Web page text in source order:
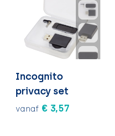
Incognito
privacy set
vanaf € 3,57